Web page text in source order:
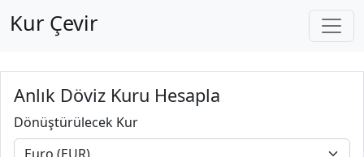
Kur Çevir
Anlık Döviz Kuru Hesapla
Dönüştürülecek Kur